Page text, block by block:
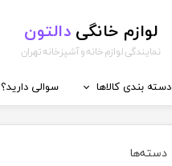
نمایندگی لوازم خانه و آشپزخانه تهران
لوازم خانگی دالتون
دسته بندی کالاها
◼️ آماده سازی غذا
گوشت کوب برقی
سوالی دارید؟
دسته‌ها